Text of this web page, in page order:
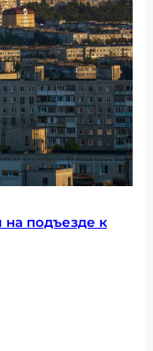
на подъезде к